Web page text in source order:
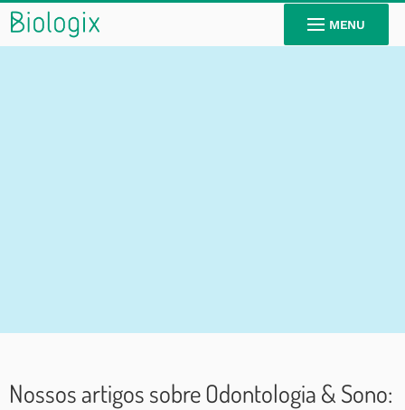
MENU
Nossos artigos sobre Odontologia & Sono: